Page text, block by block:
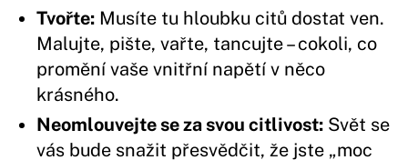
Tvořte: Musíte tu hloubku citů dostat ven.
Malujte, pište, vařte, tancujte – cokoli, co
promění vaše vnitřní napětí v něco
krásného.
Neomlouvejte se za svou citlivost: Svět se
vás bude snažit přesvědčit, že jste „moc